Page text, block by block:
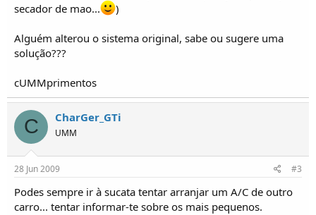
secador de mao...
)
Alguém alterou o sistema original, sabe ou sugere uma
solução???
cUMMprimentos
C CharGer_GTi
UMM
28 Jun 2009 #3
Podes sempre ir à sucata tentar arranjar um A/C de outro
carro... tentar informar-te sobre os mais pequenos.